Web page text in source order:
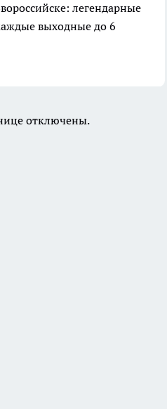
легендарные
выходные до 6
отключены.